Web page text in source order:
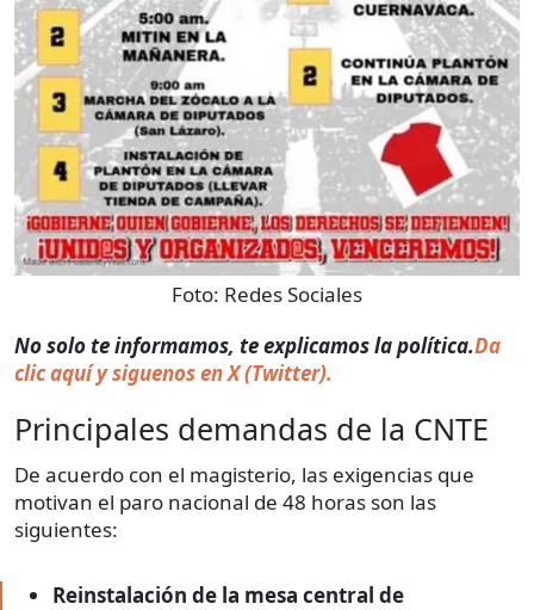
Foto: Redes Sociales
No solo te informamos, te explicamos la política.Da
clic aquí y siguenos en X (Twitter).
Principales demandas de la CNTE
De acuerdo con el magisterio, las exigencias que
motivan el paro nacional de 48 horas son las
siguientes:
Reinstalación de la mesa central de